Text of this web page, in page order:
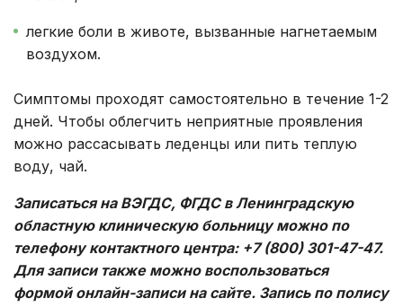
легкие боли в животе, вызванные нагнетаемым
воздухом.
Симптомы проходят самостоятельно в течение 1-2
дней. Чтобы облегчить неприятные проявления
можно рассасывать леденцы или пить теплую
воду, чай.
Записаться на ВЭГДС, ФГДС в Ленинградскую
областную клиническую больницу можно по
телефону контактного центра: +7 (800) 301-47-47.
Для записи также можно воспользоваться
формой онлайн-записи на сайте. Запись по полису